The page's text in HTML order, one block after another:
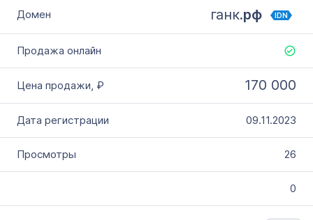
ганк.рф IDN
170 000
09.11.2023
26
0